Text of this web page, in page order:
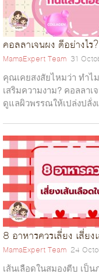
คอลลาเจนผง ดีอย่างไ
MamaExpert Team 31
คุณเคยสงสัยไหมว่า ทำไ
เสริมความงาม? คอลลา
ดูแลผิวพรรณให้เปล่งปลั่
8 อาหารควรเลี่ยง เสี่ย
MamaExpert Team 24
เส้นเลือดในสมองตีบ เป็